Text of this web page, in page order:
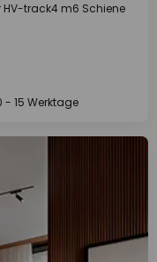
HV-track4 m6 Schiene
- 15 Werktage